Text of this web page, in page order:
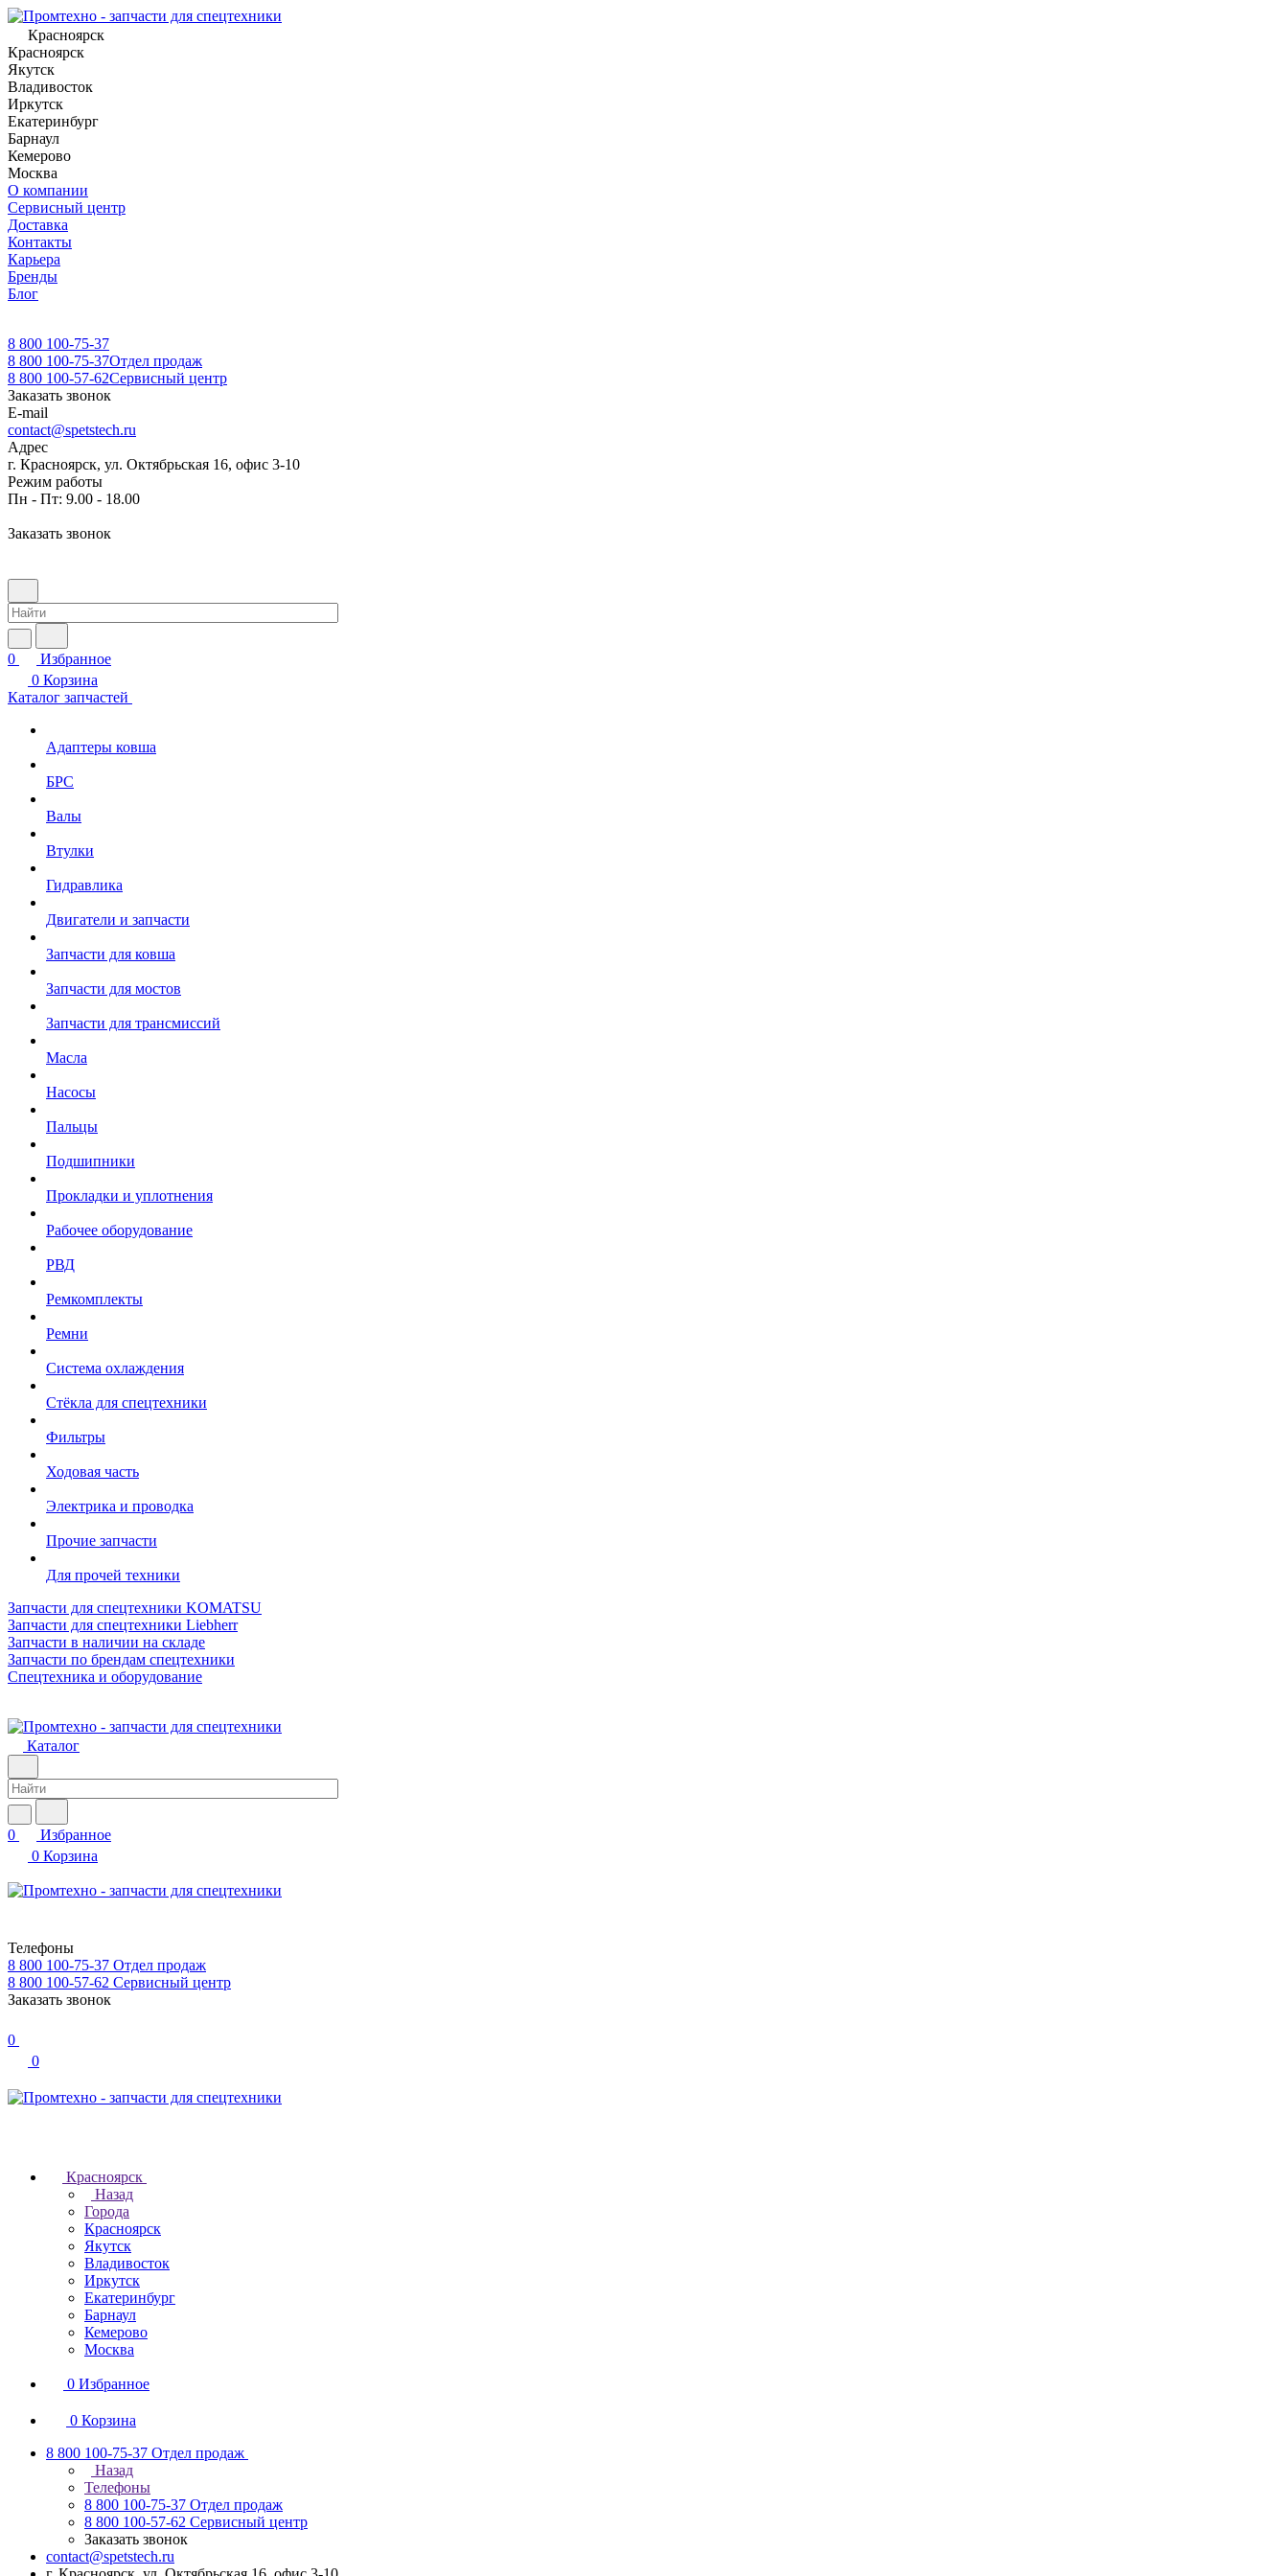
Красноярск
Красноярск
Якутск
Владивосток
Иркутск
Екатеринбург
Барнаул
Кемерово
Москва
О компании
Сервисный центр
Доставка
Контакты
Карьера
Бренды
Блог
8 800 100-75-37
8 800 100-75-37Отдел продаж
8 800 100-57-62Сервисный центр
Заказать звонок
E-mail
contact@spetstech.ru
Адрес
г. Красноярск, ул. Октябрьская 16, офис 3-10
Режим работы
Пн - Пт: 9.00 - 18.00
Заказать звонок
0
Избранное
0 Корзина
Каталог запчастей
Адаптеры ковша
БРС
Валы
Втулки
Гидравлика
Двигатели и запчасти
Запчасти для ковша
Запчасти для мостов
Запчасти для трансмиссий
Масла
Насосы
Пальцы
Подшипники
Прокладки и уплотнения
Рабочее оборудование
РВД
Ремкомплекты
Ремни
Система охлаждения
Стёкла для спецтехники
Фильтры
Ходовая часть
Электрика и проводка
Прочие запчасти
Для прочей техники
Запчасти для спецтехники KOMATSU
Запчасти для спецтехники Liebherr
Запчасти в наличии на складе
Запчасти по брендам спецтехники
Спецтехника и оборудование
Каталог
0
Избранное
0 Корзина
Телефоны
8 800 100-75-37 Отдел продаж
8 800 100-57-62 Сервисный центр
Заказать звонок
0
0
Красноярск
Назад
Города
Красноярск
Якутск
Владивосток
Иркутск
Екатеринбург
Барнаул
Кемерово
Москва
0 Избранное
0 Корзина
8 800 100-75-37 Отдел продаж
Назад
Телефоны
8 800 100-75-37 Отдел продаж
8 800 100-57-62 Сервисный центр
Заказать звонок
contact@spetstech.ru